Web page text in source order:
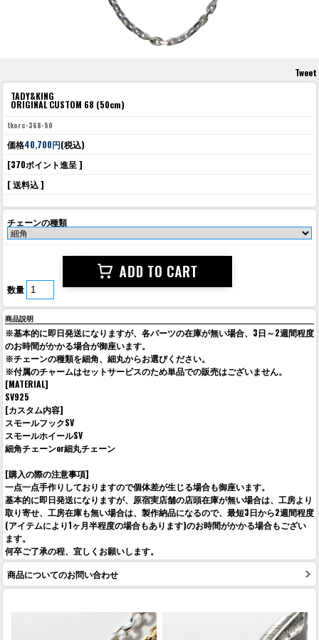
Tweet
TADY&KING
ORIGINAL CUSTOM 68 (50cm)
tkorc-368-50
価格40,700円(税込)
[370ポイント進呈 ]
[ 送料込 ]
チェーンの種類
数量
商品説明
※基本的に即日発送になりますが、各パーツの在庫が無い場合、3日～2週間程度
のお時間がかかる場合が御座います。
※チェーンの種類を細角、細丸からお選びください。
※付属のチャームはセットサービスのため単品での販売はございません。
[MATERIAL]
SV925
[カスタム内容]
スモールフックSV
スモールホイールSV
細角チェーンor細丸チェーン
[購入の際の注意事項]
一点一点手作りしておりますので個体差が生じる場合も御座います。
基本的に即日発送になりますが、原宿実店舗の店頭在庫が無い場合は、工房より
取り寄せ、工房在庫も無い場合は、製作納品になるので、最短3日から2週間程度
(アイテムにより1ヶ月半程度の場合もあります)のお時間がかかる場合もござい
ます。
何卒ご了承の程、宜しくお願いします。
商品についてのお問い合わせ